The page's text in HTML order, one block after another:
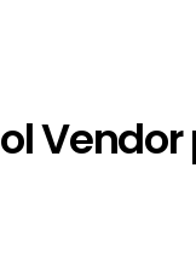
Vendor